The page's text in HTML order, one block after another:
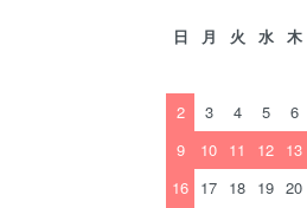
日 月 火 水 木
2
3 4 5 6
9
10 11 12 13
16 17 18 19 20